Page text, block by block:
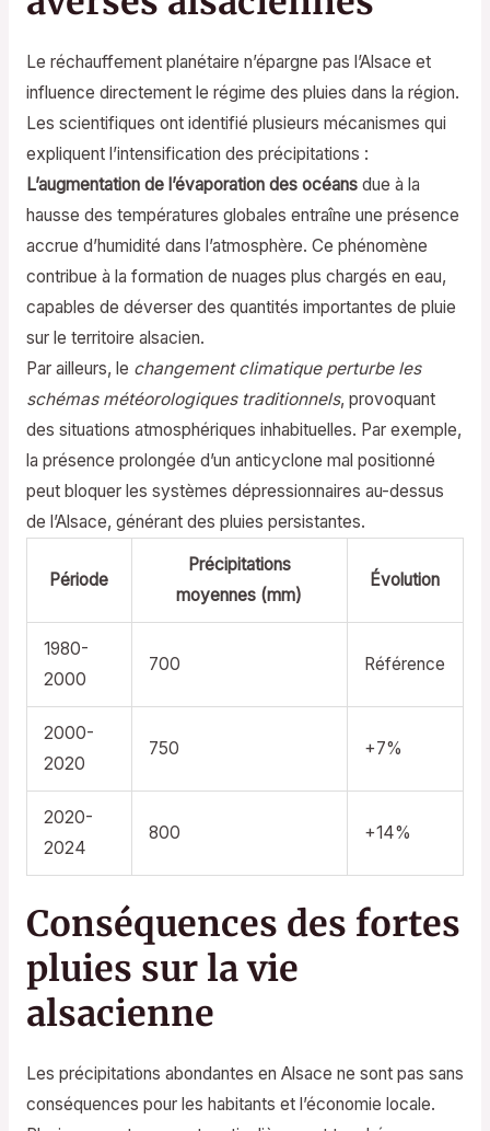
Le réchauffement planétaire n’épargne pas l’Alsace et
influence directement le régime des pluies dans la région.
Les scientifiques ont identifié plusieurs mécanismes qui
expliquent l’intensification des précipitations :
L’augmentation de l’évaporation des océansdue à la
hausse des températures globales entraîne une présence
accrue d’humidité dans l’atmosphère. Ce phénomène
contribue à la formation de nuages plus chargés en eau,
capables de déverser des quantités importantes de pluie
sur le territoire alsacien.
Par ailleurs, le changement climatique perturbe les
schémas météorologiques traditionnels, provoquant
des situations atmosphériques inhabituelles. Par exemple,
la présence prolongée d’un anticyclone mal positionné
peut bloquer les systèmes dépressionnaires au-dessus
de l’Alsace, générant des pluies persistantes.
Période
Précipitations
moyennes (mm)
Évolution
1980-
2000
700 Référence
2000-
2020
750 +7%
2020-
2024
800 +14%
Conséquences des fortes
pluies sur la vie
alsacienne
Les précipitations abondantes en Alsace ne sont pas sans
conséquences pour les habitants et l’économie locale.